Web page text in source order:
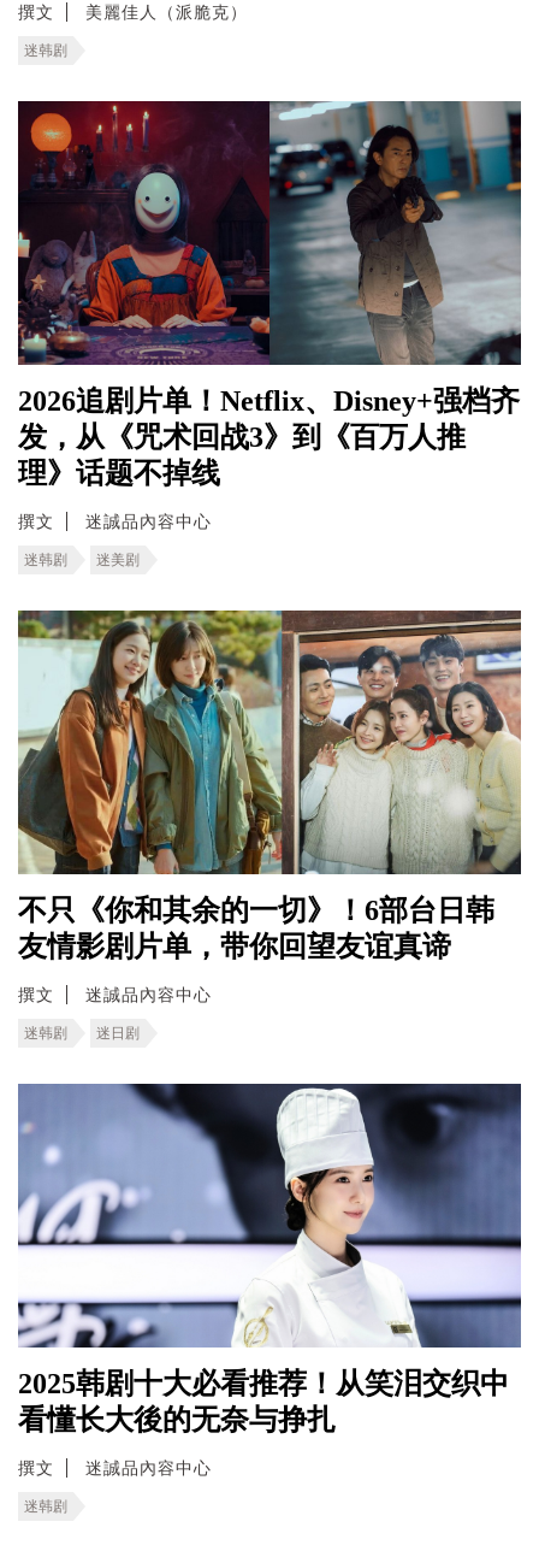
撰文 美麗佳人（派脆克）
迷韩剧
2026追剧片单！Netflix、Disney+强档齐
发，从《咒术回战3》到《百万人推
理》话题不掉线
撰文 迷誠品內容中心
迷韩剧 迷美剧
不只《你和其余的一切》！6部台日韩
友情影剧片单，带你回望友谊真谛
撰文 迷誠品內容中心
迷韩剧 迷日剧
2025韩剧十大必看推荐！从笑泪交织中
看懂长大後的无奈与挣扎
撰文 迷誠品內容中心
迷韩剧